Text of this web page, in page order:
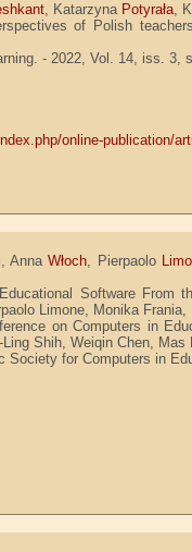
, Katarzyna Potyrała,
of Polish
- 2022, Vol. 14, iss. 3,
online-publication/
, AnnaWłoch, Pierpaolo
Software From
Limone, Monika
on Computers in
Shih, Weiqin Chen, Mas
Society for Computers in